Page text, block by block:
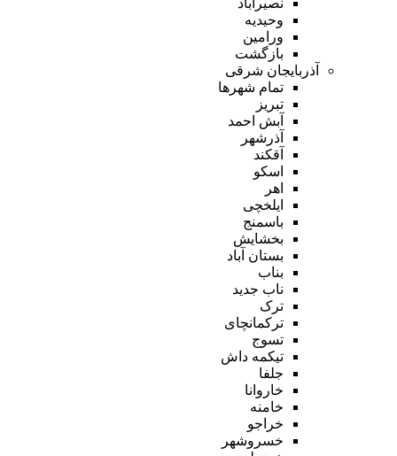
وحیدیه
ورامین
بازگشت
آذربایجان شرقی
تمام شهر‌ها
تبریز
آبش احمد
آذرشهر
آقکند
اسکو
اهر
ایلخچی
باسمنج
بخشایش
بستان آباد
بناب
ناب جدید
ترک
ترکمانچای
تسوج
تیکمه داش
جلفا
خاروانا
خامنه
خراجو
خسروشهر